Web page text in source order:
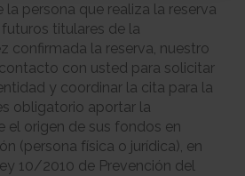
la persona que realiza la reserva
titulares de la
confirmada la reserva, nuestro
con usted para solicitar
y coordinar la cita para la
obligatorio aportar la
el origen de sus fondos en
(persona física o jurídica), en
10/2010 de Prevención del